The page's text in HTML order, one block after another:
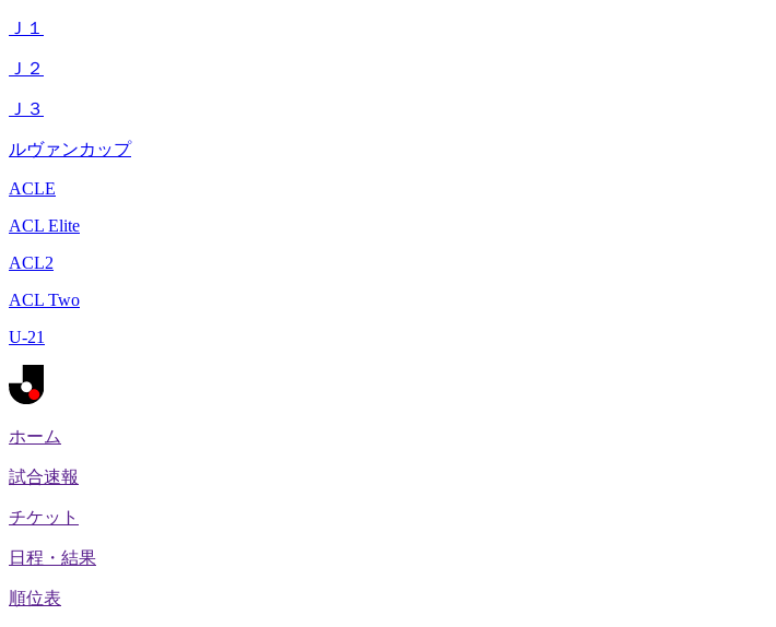
Ｊ１
Ｊ２
Ｊ３
ルヴァンカップ
ACLE
ACL Elite
ACL2
ACL Two
U-21
ホーム
試合速報
チケット
日程・結果
順位表